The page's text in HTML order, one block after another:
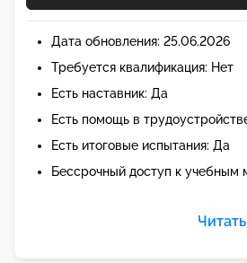
Дата обновления: 25.06.2026
Требуется квалификация: Нет
Есть наставник: Да
Есть помощь в
Есть итоговые испытания: Да
Бессрочный доступ к учебным